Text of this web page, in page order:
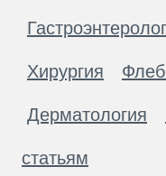
Хирургия
Дерматология
статьям